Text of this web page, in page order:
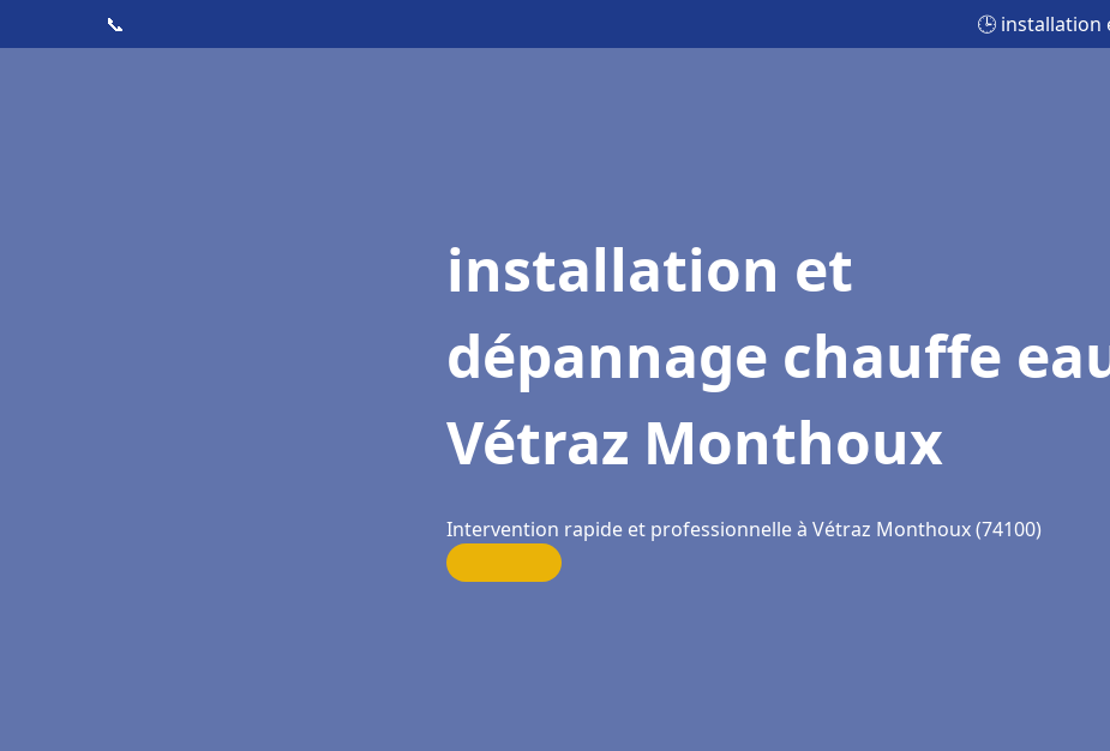
📞 🕒 installation
installation et
dépannage chauffe
Vétraz Monthoux
Intervention rapide et professionnelle à Vétraz Monthoux (74100)